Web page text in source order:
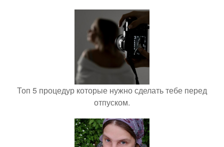
Топ 5 процедур которые нужно сделать тебе перед
отпуском.